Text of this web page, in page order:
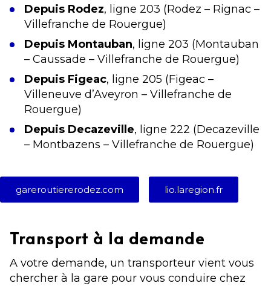
Depuis Rodez, ligne 203 (Rodez – Rignac –
Villefranche de Rouergue)
Depuis Montauban, ligne 203 (Montauban
– Caussade – Villefranche de Rouergue)
Depuis Figeac, ligne 205 (Figeac –
Villeneuve d’Aveyron – Villefranche de
Rouergue)
Depuis Decazeville, ligne 222 (Decazeville
– Montbazens – Villefranche de Rouergue)
gareroutiererodez.com lio.laregion.fr
Transport à la demande
A votre demande, un transporteur vient vous
chercher à la gare pour vous conduire chez